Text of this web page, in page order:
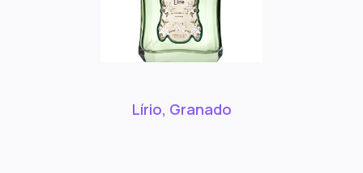
Lírio, Granado